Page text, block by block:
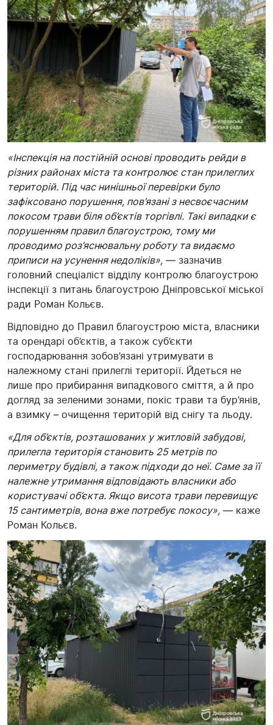
«Інспекція на постійній основі проводить рейди в
різних районах міста та контролює стан прилеглих
територій. Під час нинішньої перевірки було
зафіксовано порушення, пов’язані з несвоєчасним
покосом трави біля об’єктів торгівлі. Такі випадки є
порушенням правил благоустрою, тому ми
проводимо роз’яснювальну роботу та видаємо
приписи на усунення недоліків», — зазначив
головний спеціаліст відділу контролю благоустрою
інспекції з питань благоустрою Дніпровської міської
ради Роман Кольєв.
Відповідно до Правил благоустрою міста, власники
та орендарі об’єктів, а також суб’єкти
господарювання зобов’язані утримувати в
належному стані прилеглі території. Йдеться не
лише про прибирання випадкового сміття, а й про
догляд за зеленими зонами, покіс трави та бур’янів,
а взимку – очищення територій від снігу та льоду.
«Для об’єктів, розташованих у житловій забудові,
прилегла територія становить 25 метрів по
периметру будівлі, а також підходи до неї. Саме за її
належне утримання відповідають власники або
користувачі об’єкта. Якщо висота трави перевищує
15 сантиметрів, вона вже потребує покосу», — каже
Роман Кольєв.